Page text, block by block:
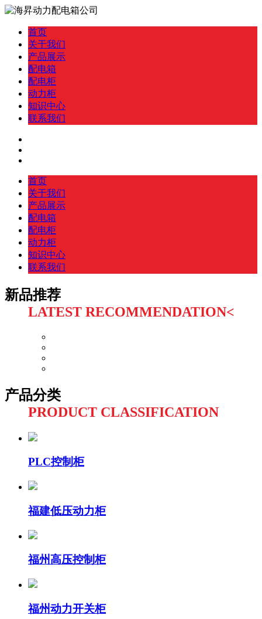
首页
关于我们
产品展示
配电箱
配电柜
动力柜
知识中心
联系我们
首页
关于我们
产品展示
配电箱
配电柜
动力柜
知识中心
联系我们
新品推荐
LATEST RECOMMENDATION<
产品分类
PRODUCT CLASSIFICATION
PLC控制柜
福建低压动力柜
福州高压控制柜
福州动力开关柜